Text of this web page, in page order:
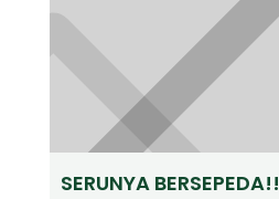
SERUNYA BERSEPEDA!!